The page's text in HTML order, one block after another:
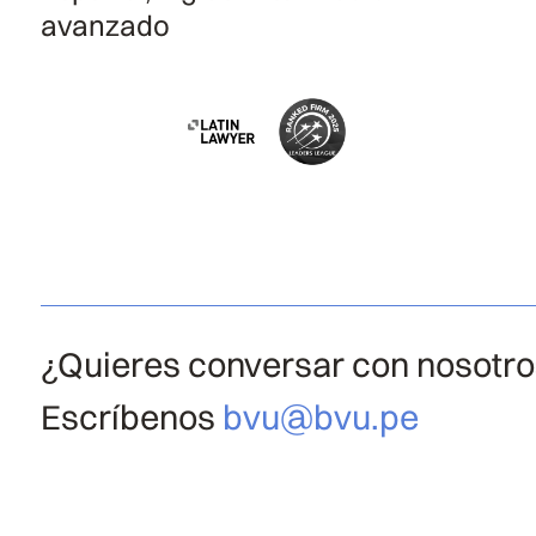
avanzado
¿Quieres conversar con
Escríbenos bvu@bvu.pe